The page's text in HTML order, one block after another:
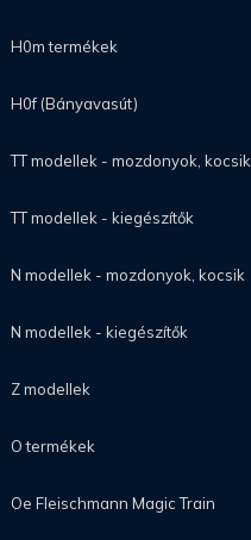
H0m termékek
H0f (Bányavasút)
TT modellek - mozdonyok, kocsik
TT modellek - kiegészítők
N modellek - mozdonyok, kocsik
N modellek - kiegészítők
Z modellek
O termékek
Oe Fleischmann Magic Train